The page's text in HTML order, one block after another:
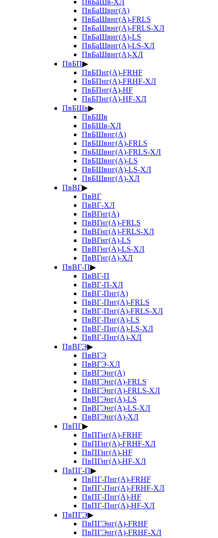
ПвБаШв-ХЛ
ПвБаШвнг(А)
ПвБаШвнг(А)-FRLS
ПвБаШвнг(А)-FRLS-ХЛ
ПвБаШвнг(А)-LS
ПвБаШвнг(А)-LS-ХЛ
ПвБаШвнг(А)-ХЛ
ПвБП▶
ПвБПнг(А)-FRHF
ПвБПнг(А)-FRHF-ХЛ
ПвБПнг(А)-HF
ПвБПнг(А)-HF-ХЛ
ПвБШв▶
ПвБШв
ПвБШв-ХЛ
ПвБШвнг(А)
ПвБШвнг(А)-FRLS
ПвБШвнг(А)-FRLS-ХЛ
ПвБШвнг(А)-LS
ПвБШвнг(А)-LS-ХЛ
ПвБШвнг(А)-ХЛ
ПвВГ▶
ПвВГ
ПвВГ-ХЛ
ПвВГнг(А)
ПвВГнг(А)-FRLS
ПвВГнг(А)-FRLS-ХЛ
ПвВГнг(А)-LS
ПвВГнг(А)-LS-ХЛ
ПвВГнг(А)-ХЛ
ПвВГ-П▶
ПвВГ-П
ПвВГ-П-ХЛ
ПвВГ-Пнг(А)
ПвВГ-Пнг(А)-FRLS
ПвВГ-Пнг(А)-FRLS-ХЛ
ПвВГ-Пнг(А)-LS
ПвВГ-Пнг(А)-LS-ХЛ
ПвВГ-Пнг(А)-ХЛ
ПвВГЭ▶
ПвВГЭ
ПвВГЭ-ХЛ
ПвВГЭнг(А)
ПвВГЭнг(А)-FRLS
ПвВГЭнг(А)-FRLS-ХЛ
ПвВГЭнг(А)-LS
ПвВГЭнг(А)-LS-ХЛ
ПвВГЭнг(А)-ХЛ
ПвПГ▶
ПвПГнг(А)-FRHF
ПвПГнг(А)-FRHF-ХЛ
ПвПГнг(А)-HF
ПвПГнг(А)-HF-ХЛ
ПвПГ-П▶
ПвПГ-Пнг(А)-FRHF
ПвПГ-Пнг(А)-FRHF-ХЛ
ПвПГ-Пнг(А)-HF
ПвПГ-Пнг(А)-HF-ХЛ
ПвПГЭ▶
ПвПГЭнг(А)-FRHF
ПвПГЭнг(А)-FRHF-ХЛ